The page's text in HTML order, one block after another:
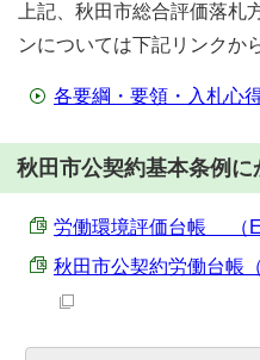
上記、秋田市総合評価落札
ンについては下記リンクか
各要綱・要領・入札心
秋田市公契約基本条例
労働環境評価台帳 （
秋田市公契約労働台帳